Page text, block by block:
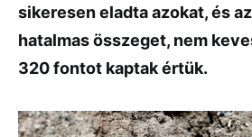
sikeresen eladta azokat, és
hatalmas összeget, nem
320 fontot kaptak értük.